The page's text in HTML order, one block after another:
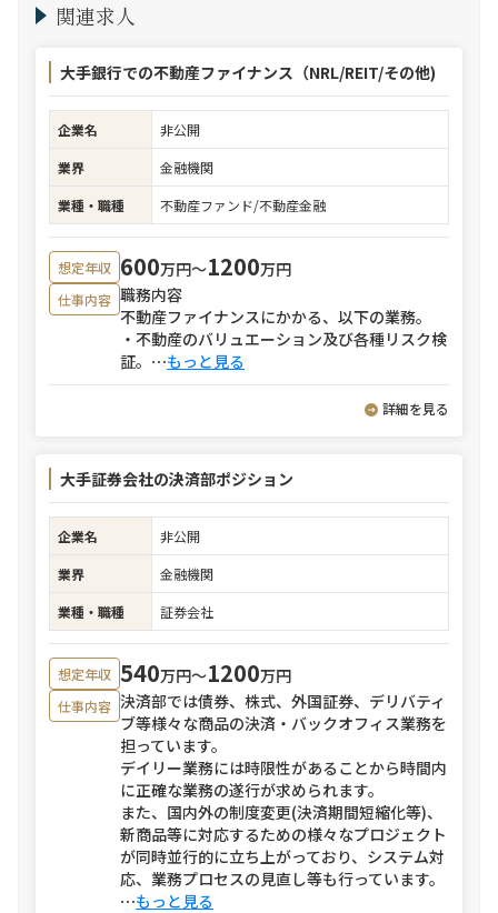
関連求人
大手銀行での不動産ファイナンス（NRL/REIT/その他)
企業名
非公開
業界
金融機関
業種・職種
不動産ファンド/不動産金融
想定年収 600万円〜1200万円
仕事内容 職務内容
不動産ファイナンスにかかる、以下の業務。
・不動産のバリュエーション及び各種リスク検
証。 ⋯もっと見る
詳細を見る
大手証券会社の決済部ポジション
企業名
非公開
業界
金融機関
業種・職種
証券会社
想定年収 540万円〜1200万円
仕事内容 決済部では債券、株式、外国証券、デリバティ
ブ等様々な商品の決済・バックオフィス業務を
担っています。
デイリー業務には時限性があることから時間内
に正確な業務の遂行が求められます。
また、国内外の制度変更(決済期間短縮化等)、
新商品等に対応するための様々なプロジェクト
が同時並行的に立ち上がっており、システム対
応、業務プロセスの見直し等も行っています。
⋯もっと見る